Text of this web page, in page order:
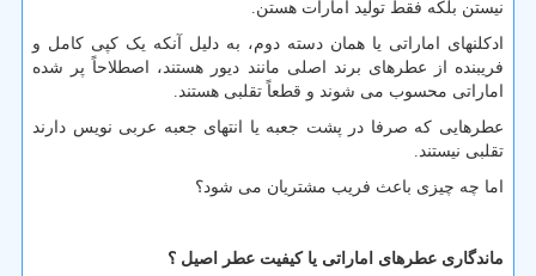
نیستن بلکه فقط تولید امارات هستن.
ادکلنهای اماراتی یا همان دسته دوم، به دلیل آنکه یک کپی کامل و
فریبنده از عطرهای برند اصلی مانند دیور هستند، اصطلاحاً پر شده
اماراتی محسوب می شوند و قطعاً تقلبی هستند.
عطرهایی که صرفا در پشت جعبه یا انتهای جعبه عربی نویس دارند
تقلبی نیستند.
اما چه چیزی باعث فریب مشتریان می شود؟
ماندگاری عطرهای اماراتی یا کیفیت عطر اصیل ؟